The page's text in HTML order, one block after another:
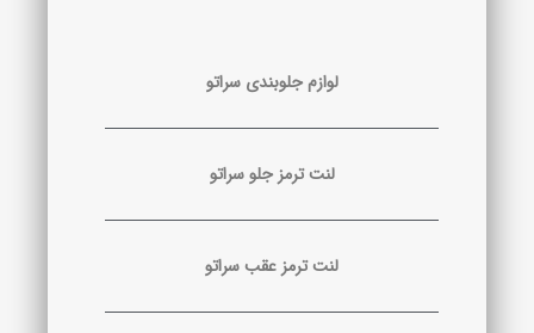
لوازم جلوبندی سراتو
لنت ترمز جلو سراتو
لنت ترمز عقب سراتو